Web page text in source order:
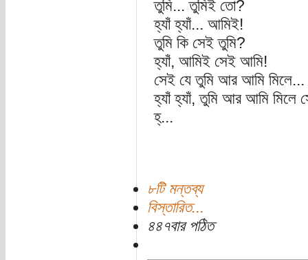
তুমি... তুমিই তো?
হ্যাঁ হ্যাঁ... আমিই!
তুমি কি সেই তুমি?
হ্যাঁ, আমিই সেই আমি!
সেই যে তুমি আর আমি মিলে...
হ্যাঁ হ্যাঁ, তুমি আর আমি মিলে
হ্...
৮টি মন্তব্য
বিস্তারিত...
৪৪৭বার পঠিত